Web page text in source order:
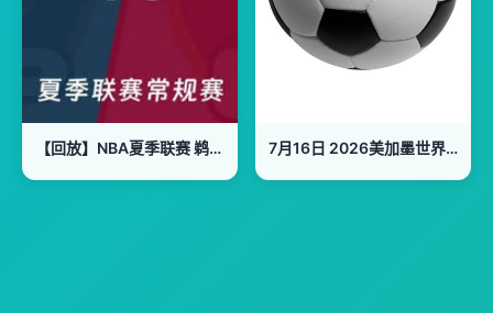
【回放】NBA夏季联赛 鹈鹕VS骑士 7月16日 2026美加墨世界杯半决赛 英格兰VS阿根廷